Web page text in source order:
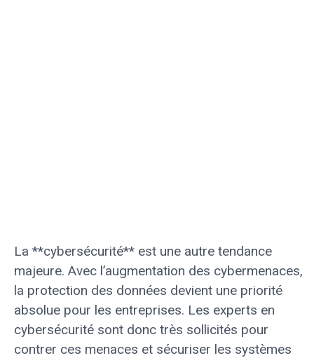
La **cybersécurité** est une autre tendance
majeure. Avec l’augmentation des cybermenaces,
la protection des données devient une priorité
absolue pour les entreprises. Les experts en
cybersécurité sont donc très sollicités pour
contrer ces menaces et sécuriser les systèmes